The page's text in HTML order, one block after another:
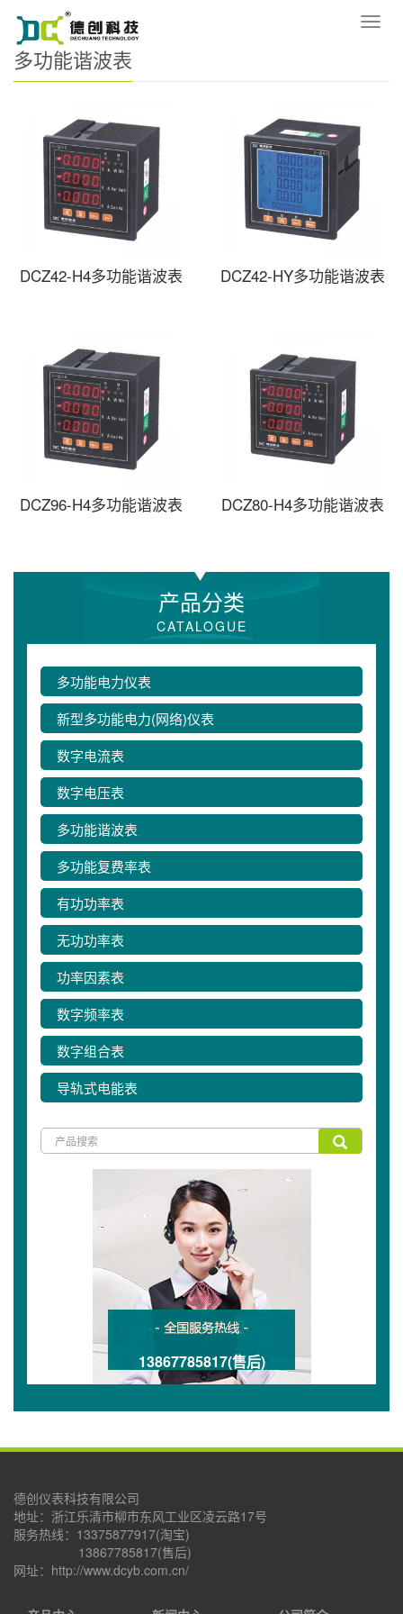
导
您的位置：网站首页
多功能谐波表
DCZ42-H4多功能谐波表 DCZ42-HY多功能谐波表
DCZ96-H4多功能谐波表 DCZ80-H4多功能谐波表
产品分类
CATALOGUE
多功能电力仪表
新型多功能电力(网络)仪表
数字电流表
数字电压表
多功能谐波表
多功能复费率表
有功功率表
无功功率表
功率因素表
数字频率表
数字组合表
导轨式电能表
13867785817(售后)
德创仪表科技有限公司
地址：浙江乐清市柳市东风工业区凌云路17号
服务热线：13375877917(淘宝)
13867785817(售后)
网址：http://www.dcyb.com.cn/